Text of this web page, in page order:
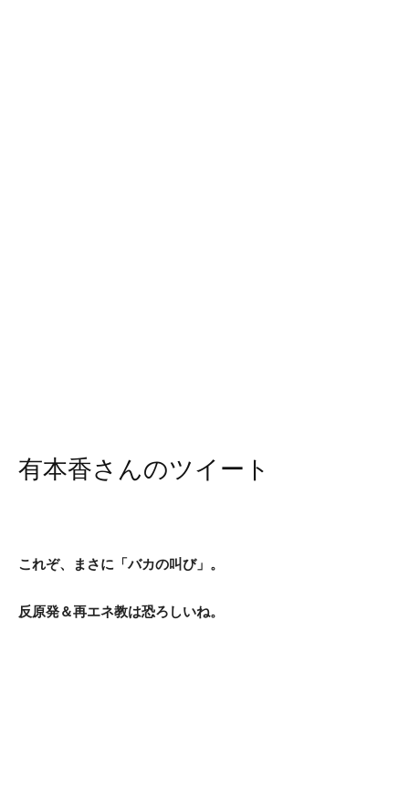
有本香さんのツイート
これぞ、まさに「バカの叫び」。
反原発＆再エネ教は恐ろしいね。